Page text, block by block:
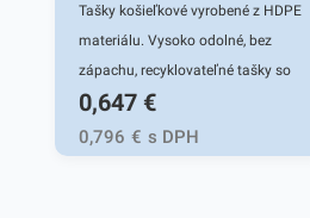
Tašky košieľkové vyrobené z HDPE
materiálu. Vysoko odolné, bez
zápachu, recyklovateľné tašky so
širokým využitím. Nakoľko nie sú
toxické, sú výborne využiteľné na
prenos bežných potravín, mäsa,
0,647 €
0,796 € s DPH